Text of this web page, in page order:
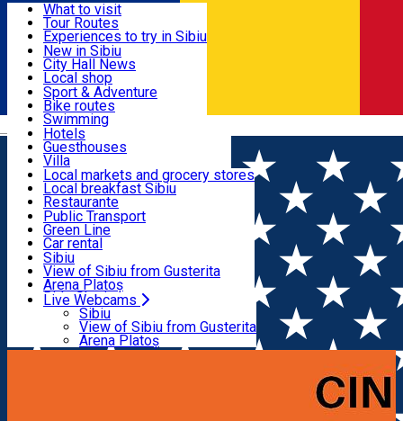
Română
Useful info
Activities & Adventure
Accommodation
Food, Drinks & Nightlife
Transport & Parking
Live Webcams
What to visit
Tour Routes
Experiences to try in Sibiu
Podcast
Culture
Museums
Churches
Parks, Zoo
County of Sibiu
New in Sibiu
City Hall News
Local shop
Sibiu artisans
Sibiul Verde
Public services
Education
How do I get to Sibiu
Tourist Info
Tour Guides
Guided tours
Publicații locale
Beauty salons
Sport & Adventure
Bike routes
Swimming
Riding
Indoor activities
Loc de joacă indoor
Loc de joacă outdoor
Ski
Ice skating
Yoga
Hotels
Guesthouses
Villa
Hostels
Motel
Camping
Renting rooms
Rooms for rent
Accommodation outside Sibiu
Local markets and grocery stores
Local breakfast Sibiu
Restaurante
Pizza
Fast Food
Coffee
Sweets
Pub, Bar
Night clubs
Bakeries
Public Transport
Green Line
Car rental
Rent a bike
Scooter rentals
Taxi
Ride Sharing
Parking tickets
Parking places
Electric vehicle charging points
Sibiu
View of Sibiu from Gusterita
Arena Platoș
Live Webcams
Sibiu
View of Sibiu from Gusterita
Arena Platoș
Home Event organizer
Caravana Metropolis- cinema în